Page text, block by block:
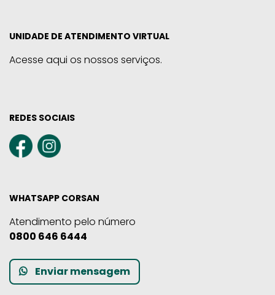
UNIDADE DE ATENDIMENTO VIRTUAL
Acesse aqui os nossos serviços.
REDES SOCIAIS
WHATSAPP CORSAN
Atendimento pelo número
0800 646 6444
Enviar mensagem